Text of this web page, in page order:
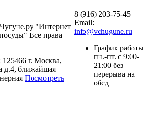
"Интернет
Все права
г. Москва,
д.4, ближайшая
Посмотреть
8 (916) 203-75-45
Email:
info@vchugune.ru
График работы
пн.-пт. с 9:00-
21:00 без
перерыва на
обед